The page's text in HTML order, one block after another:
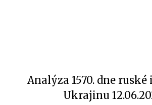
Analýza 1570. dne ruské
Ukrajinu